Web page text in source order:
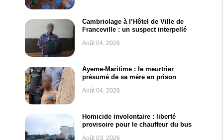
Cambriolage à l’Hôtel de Ville de
Franceville : un suspect interpellé
Août 04, 2026
Ayeme-Maritime : le meurtrier
présumé de sa mère en prison
Août 04, 2026
Homicide involontaire : liberté
provisoire pour le chauffeur du bus
Août 03, 2026